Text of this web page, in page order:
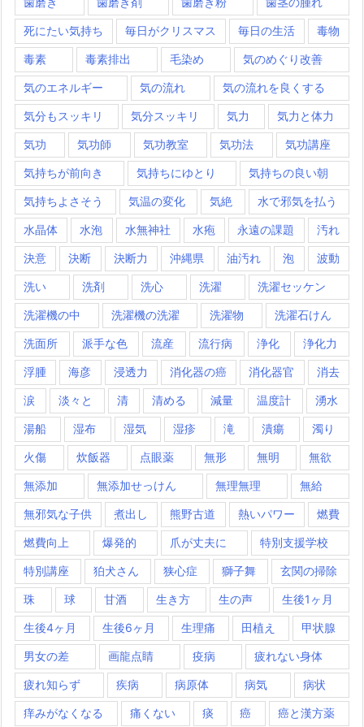
死にたい気持ち 毎日がクリスマス 毎日の生活 毒物
毒素 毒素排出 毛染め 気のめぐり改善
気のエネルギー 気の流れ 気の流れを良くする
気分もスッキリ 気分スッキリ 気力 気力と体力
気功 気功師 気功教室 気功法 気功講座
気持ちが前向き 気持ちにゆとり 気持ちの良い朝
気持ちよさそう 気温の変化 気絶 水で邪気を払う
水晶体 水泡 水無神社 水疱 永遠の課題 汚れ
決意 決断 決断力 沖縄県 油汚れ 泡 波動
洗い 洗剤 洗心 洗濯 洗濯セッケン
洗濯機の中 洗濯機の洗濯 洗濯物 洗濯石けん
洗面所 派手な色 流産 流行病 浄化 浄化力
浮腫 海彦 浸透力 消化器の癌 消化器官 消去
涙 淡々と 清 清める 減量 温度計 湧水
湯船 湿布 湿気 湿疹 滝 潰瘍 濁り
火傷 炊飯器 点眼薬 無形 無明 無欲
無添加 無添加せっけん 無理無理 無給
無邪気な子供 煮出し 熊野古道 熱いパワー 燃費
燃費向上 爆発的 爪が丈夫に 特別支援学校
特別講座 狛犬さん 狭心症 獅子舞 玄関の掃除
珠 球 甘酒 生き方 生の声 生後1ヶ月
生後4ヶ月 生後6ヶ月 生理痛 田植え 甲状腺
男女の差 画龍点睛 疫病 疲れない身体
疲れ知らず 疾病 病原体 病気 病状
痒みがなくなる 痛くない 痰 癌 癌と漢方薬